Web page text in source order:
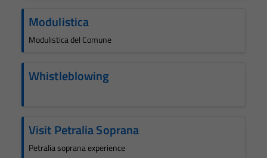
Modulistica
Modulistica del Comune
Whistleblowing
Visit Petralia Soprana
Petralia soprana experience